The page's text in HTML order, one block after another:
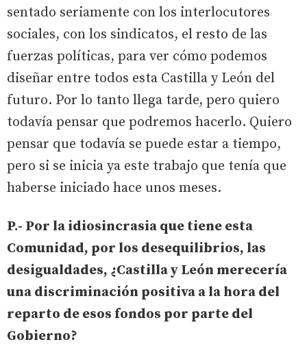
sentado seriamente con los interlocutores
sociales, con los sindicatos, el resto de las
fuerzas políticas, para ver cómo podemos
diseñar entre todos esta Castilla y León del
futuro. Por lo tanto llega tarde, pero quiero
todavía pensar que podremos hacerlo. Quiero
pensar que todavía se puede estar a tiempo,
pero si se inicia ya este trabajo que tenía que
haberse iniciado hace unos meses.
P.- Por la idiosincrasia que tiene esta
Comunidad, por los desequilibrios, las
desigualdades, ¿Castilla y León merecería
una discriminación positiva a la hora del
reparto de esos fondos por parte del
Gobierno?